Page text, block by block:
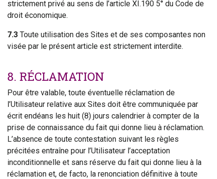
strictement privé au sens de l’article XI.190 5° du Code de
droit économique.
7.3 Toute utilisation des Sites et de ses composantes non
visée par le présent article est strictement interdite.
8. RÉCLAMATION
Pour être valable, toute éventuelle réclamation de
l’Utilisateur relative aux Sites doit être communiquée par
écrit endéans les huit (8) jours calendrier à compter de la
prise de connaissance du fait qui donne lieu à réclamation.
L’absence de toute contestation suivant les règles
précitées entraîne pour l’Utilisateur l’acceptation
inconditionnelle et sans réserve du fait qui donne lieu à la
réclamation et, de facto, la renonciation définitive à toute